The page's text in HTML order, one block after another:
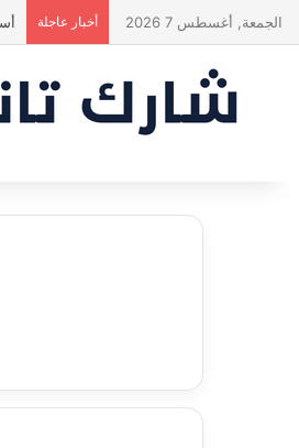
الجمعة, أغسطس 7 2026 أخبار عاجلة